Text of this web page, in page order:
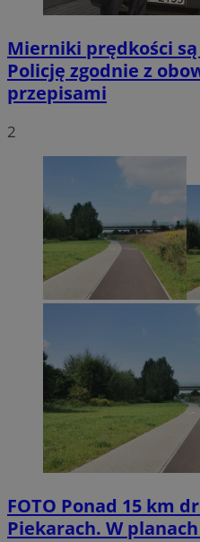
Mierniki prędkości
Policję zgodnie z
przepisami
2
FOTO Ponad 15 km
Piekarach. W